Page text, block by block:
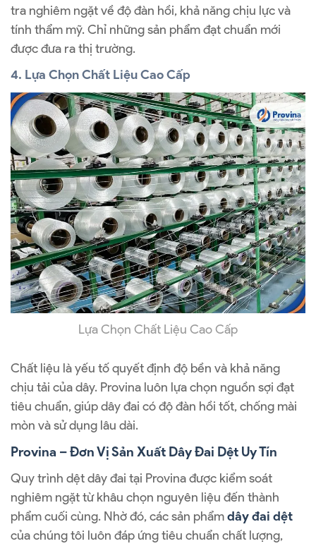
tra nghiêm ngặt về độ đàn hồi, khả năng chịu lực và
tính thẩm mỹ. Chỉ những sản phẩm đạt chuẩn mới
được đưa ra thị trường.
4. Lựa Chọn Chất Liệu Cao Cấp
Lựa Chọn Chất Liệu Cao Cấp
Chất liệu là yếu tố quyết định độ bền và khả năng
chịu tải của dây. Provina luôn lựa chọn nguồn sợi đạt
tiêu chuẩn, giúp dây đai có độ đàn hồi tốt, chống mài
mòn và sử dụng lâu dài.
Provina – Đơn Vị Sản Xuất Dây Đai Dệt Uy Tín
Quy trình dệt dây đai tại Provina được kiểm soát
nghiêm ngặt từ khâu chọn nguyên liệu đến thành
phẩm cuối cùng. Nhờ đó, các sản phẩmdây đai dệt
của chúng tôi luôn đáp ứng tiêu chuẩn chất lượng,